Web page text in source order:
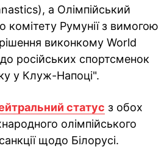
а Олімпійський
комітету Румунії з вимогою
виконкому World
російських спортсменок
у Клуж-Напоці".
статус з обох
олімпійського
щодо Білорусі.